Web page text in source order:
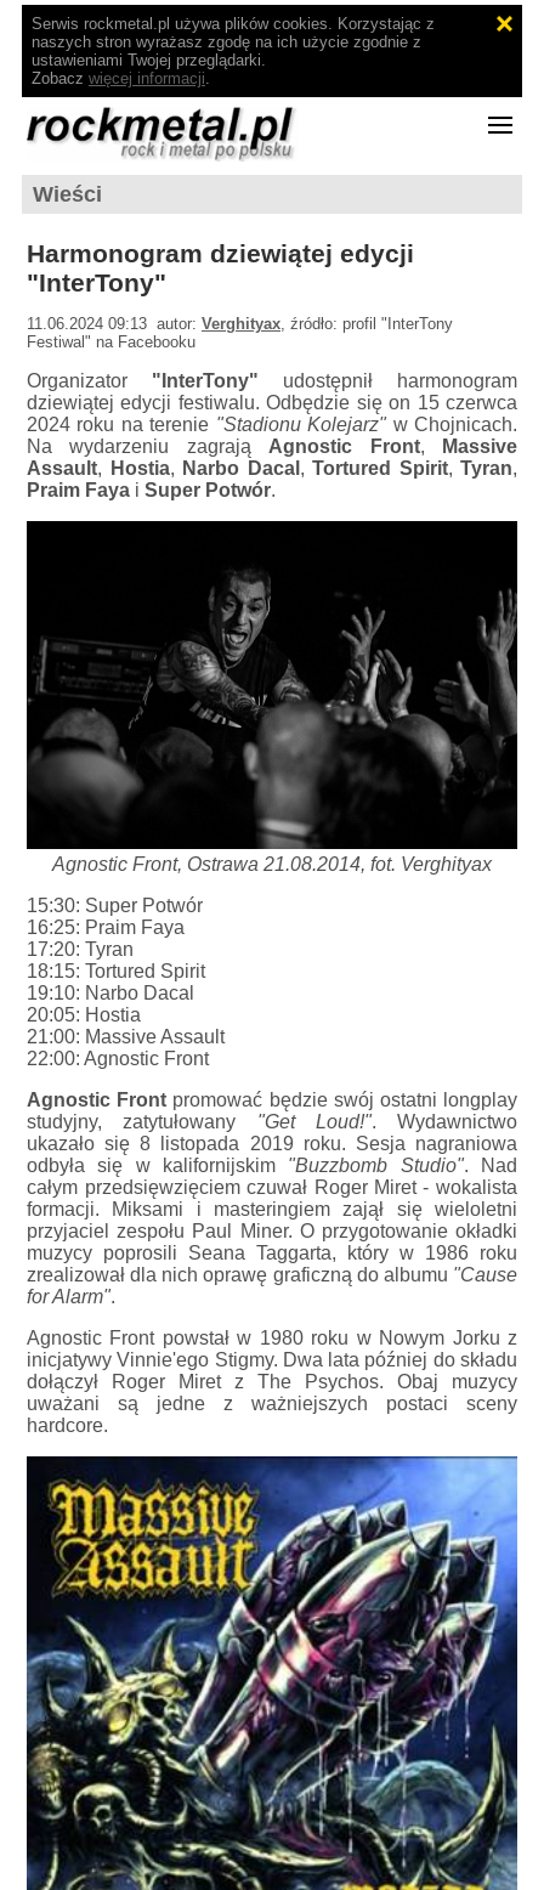
Serwis rockmetal.pl używa plików cookies. Korzystając z
naszych stron wyrażasz zgodę na ich użycie zgodnie z
ustawieniami Twojej przeglądarki.
Zobacz więcej informacji.
Wieści
Harmonogram dziewiątej edycji
"InterTony"
11.06.2024 09:13 autor:Verghityax, źródło: profil "InterTony
Festiwal" na Facebooku
Organizator "InterTony" udostępnił harmonogram
dziewiątej edycji festiwalu. Odbędzie się on 15 czerwca
2024 roku na terenie "Stadionu Kolejarz" w Chojnicach.
Na wydarzeniu zagrają Agnostic Front,
Massive
Assault, Hostia, Narbo Dacal ,Tortured Spirit,Tyran,
Praim Faya iSuper Potwór.
Agnostic Front, Ostrawa 21.08.2014, fot. Verghityax
15:30: Super Potwór
16:25: Praim Faya
17:20: Tyran
18:15: Tortured Spirit
19:10: Narbo Dacal
20:05: Hostia
21:00: Massive Assault
22:00: Agnostic Front
Agnostic Front promować będzie swój ostatni longplay
studyjny, zatytułowany "Get Loud!". Wydawnictwo
ukazało się 8 listopada 2019 roku. Sesja nagraniowa
odbyła się w kalifornijskim "Buzzbomb Studio". Nad
całym przedsięwzięciem czuwał Roger Miret - wokalista
formacji. Miksami i masteringiem zajął się wieloletni
przyjaciel zespołu Paul Miner. O przygotowanie okładki
muzycy poprosili Seana Taggarta, który w 1986 roku
zrealizował dla nich oprawę graficzną do albumu "Cause
for Alarm".
Agnostic Front powstał w 1980 roku w Nowym Jorku z
inicjatywy Vinnie'ego Stigmy. Dwa lata później do składu
dołączył Roger Miret z The Psychos. Obaj muzycy
uważani są jedne z ważniejszych postaci sceny
hardcore.